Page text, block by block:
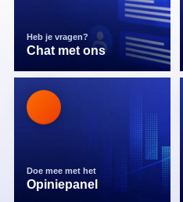
Heb je vragen?
Chat met ons
Doe mee met het
Opiniepanel